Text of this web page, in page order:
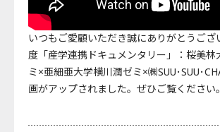
いつもご愛顧いただき誠にありがとうござ
度「産学連携ドキュメンタリー」：桜美林
ミ×亜細亜大学横川潤ゼミ×㈱SUU･SUU･
画がアップされました。ぜひご覧ください。